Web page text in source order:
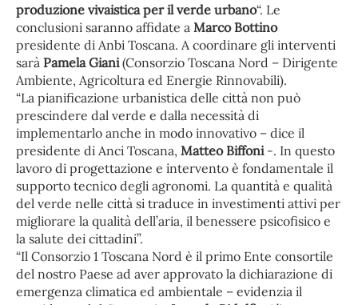
produzione vivaistica per il verde urbano“. Le
conclusioni saranno affidate a Marco Bottino
presidente di Anbi Toscana. A coordinare gli interventi
sarà Pamela Giani(Consorzio Toscana Nord – Dirigente
Ambiente, Agricoltura ed Energie Rinnovabili).
“La pianificazione urbanistica delle città non può
prescindere dal verde e dalla necessità di
implementarlo anche in modo innovativo – dice il
presidente di Anci Toscana, Matteo Biffoni-. In questo
lavoro di progettazione e intervento è fondamentale il
supporto tecnico degli agronomi. La quantità e qualità
del verde nelle città si traduce in investimenti attivi per
migliorare la qualità dell’aria, il benessere psicofisico e
la salute dei cittadini”.
“Il Consorzio 1 Toscana Nord è il primo Ente consortile
del nostro Paese ad aver approvato la dichiarazione di
emergenza climatica ed ambientale – evidenzia il